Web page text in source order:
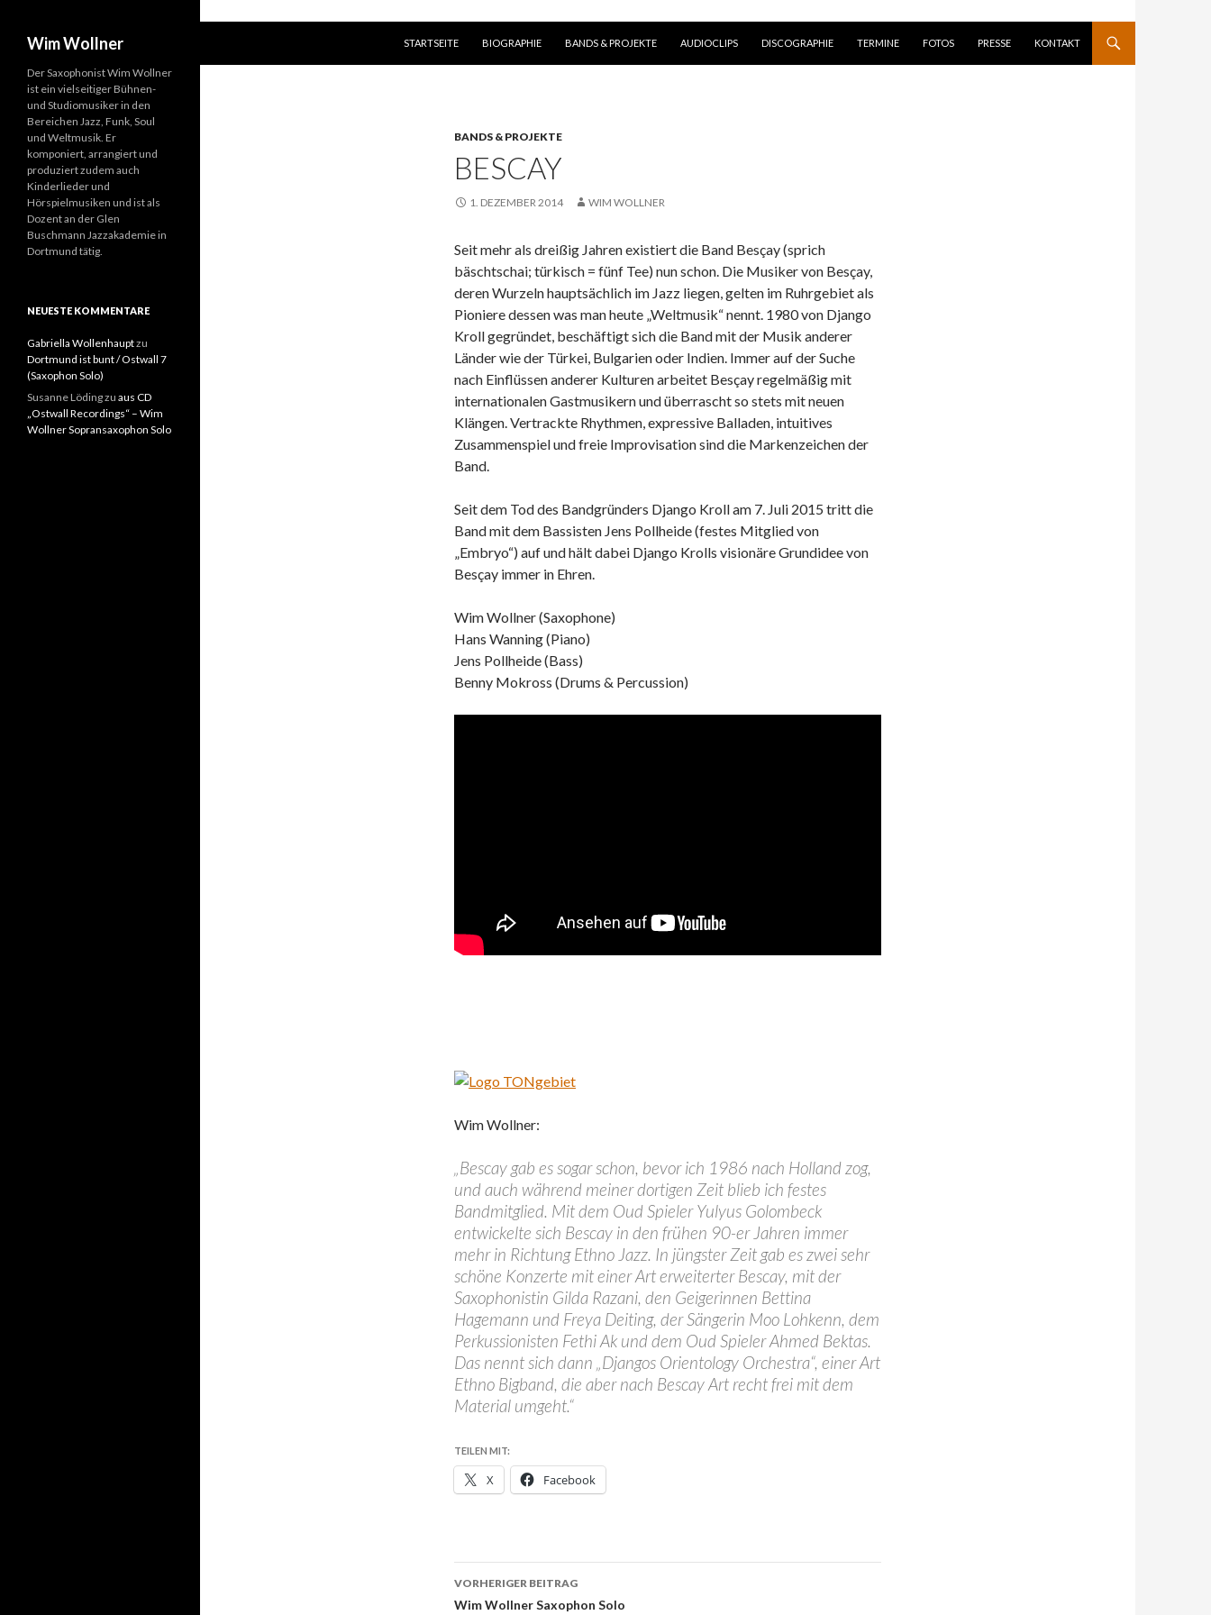
Wim Wollner
STARTSEITE
BIOGRAPHIE BANDS & PROJEKTE AUDIOCLIPS DISCOGRAPHIE TERMINE FOTOS PRESSE KONTAKT
BANDS & PROJEKTE
BESCAY
1. DEZEMBER 2014 WIM WOLLNER
Seit mehr als dreißig Jahren existiert die Band Besçay (sprich
bäschtschai; türkisch = fünf Tee) nun schon. Die Musiker von Besçay,
deren Wurzeln hauptsächlich im Jazz liegen, gelten im Ruhrgebiet als
Pioniere dessen was man heute „Weltmusik“ nennt. 1980 von Django
Kroll gegründet, beschäftigt sich die Band mit der Musik anderer
Länder wie der Türkei, Bulgarien oder Indien. Immer auf der Suche
nach Einflüssen anderer Kulturen arbeitet Besçay regelmäßig mit
internationalen Gastmusikern und überrascht so stets mit neuen
Klängen. Vertrackte Rhythmen, expressive Balladen, intuitives
Zusammenspiel und freie Improvisation sind die Markenzeichen der
Band.
Seit dem Tod des Bandgründers Django Kroll am 7. Juli 2015 tritt die
Band mit dem Bassisten Jens Pollheide (festes Mitglied von
„Embryo“) auf und hält dabei Django Krolls visionäre Grundidee von
Besçay immer in Ehren.
Wim Wollner (Saxophone)
Hans Wanning (Piano)
Jens Pollheide (Bass)
Benny Mokross (Drums & Percussion)
Wim Wollner:
„Bescay gab es sogar schon, bevor ich 1986 nach Holland zog,
und auch während meiner dortigen Zeit blieb ich festes
Bandmitglied. Mit dem Oud Spieler Yulyus Golombeck
entwickelte sich Bescay in den frühen 90-er Jahren immer
mehr in Richtung Ethno Jazz. In jüngster Zeit gab es zwei sehr
schöne Konzerte mit einer Art erweiterter Bescay, mit der
Saxophonistin Gilda Razani, den Geigerinnen Bettina
Hagemann und Freya Deiting, der Sängerin Moo Lohkenn, dem
Perkussionisten Fethi Ak und dem Oud Spieler Ahmed Bektas.
Das nennt sich dann „Djangos Orientology Orchestra“, einer Art
Ethno Bigband, die aber nach Bescay Art recht frei mit dem
Material umgeht.“
TEILEN MIT:
X Facebook
Beitragsnavigation
VORHERIGER BEITRAG
Wim Wollner Saxophon Solo
Der Saxophonist Wim Wollner
ist ein vielseitiger Bühnen-
und Studiomusiker in den
Bereichen Jazz, Funk, Soul
und Weltmusik. Er
komponiert, arrangiert und
produziert zudem auch
Kinderlieder und
Hörspielmusiken und ist als
Dozent an der Glen
Buschmann Jazzakademie in
Dortmund tätig.
NEUESTE KOMMENTARE
Gabriella Wollenhauptzu
Dortmund ist bunt / Ostwall 7
(Saxophon Solo)
Susanne Lödingzu aus CD
„Ostwall Recordings“ – Wim
Wollner Sopransaxophon Solo